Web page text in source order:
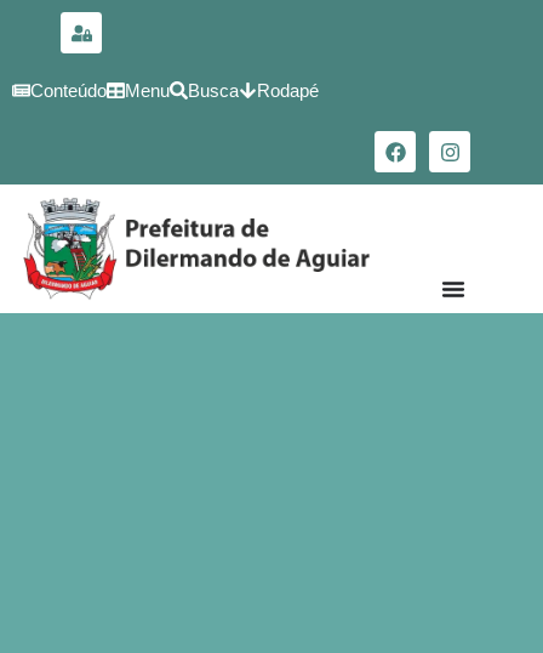
conteúdo
Conteúdo Menu Busca Rodapé